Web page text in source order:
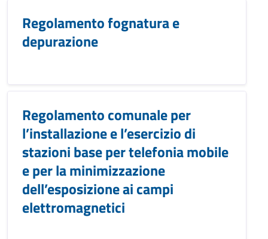
Regolamento fognatura e
depurazione
Regolamento comunale per
l’installazione e l’esercizio di
stazioni base per telefonia mobile
e per la minimizzazione
dell’esposizione ai campi
elettromagnetici